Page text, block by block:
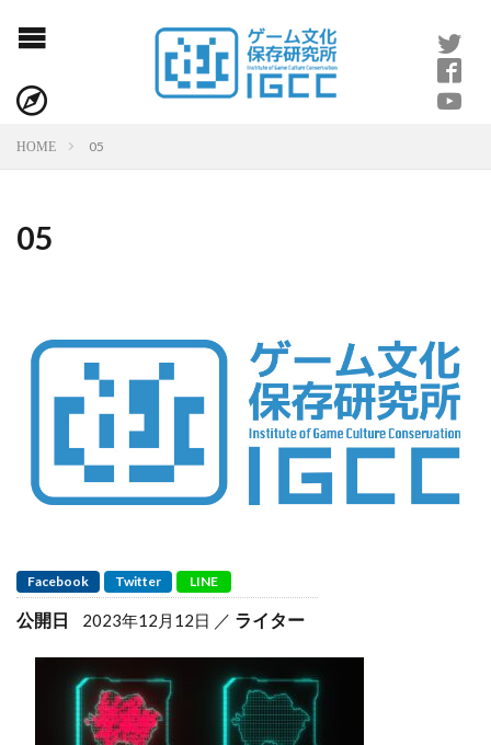
HOME 05
05
Facebook Twitter LINE
公開日 2023年12月12日 ライター